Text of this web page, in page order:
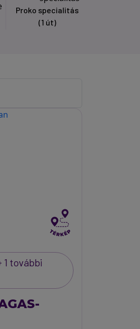
Proko specialitás
(1 út)
1 további